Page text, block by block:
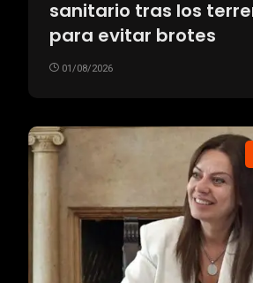
sanitario tras los
para evitar brotes
01/08/2026